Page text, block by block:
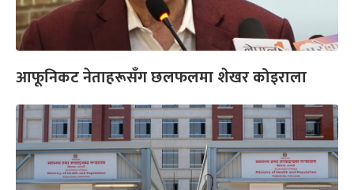
आफूनिकट नेताहरूसँग छलफलमा शेखर कोइराला